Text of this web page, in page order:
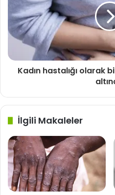
Kadın hastalığı olarak
İlgili Makaleler